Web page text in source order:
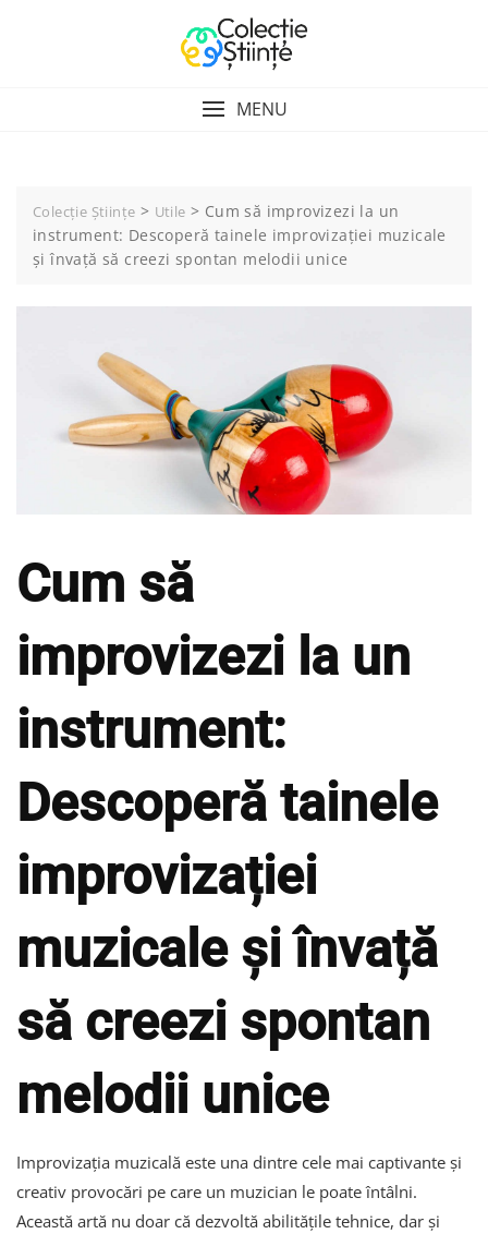
MENU
Colecție Științe > Utile > Cum să improvizezi la un
instrument: Descoperă tainele improvizației muzicale
și învață să creezi spontan melodii unice
Cum să
improvizezi la un
instrument:
Descoperă tainele
improvizației
muzicale și învață
să creezi spontan
melodii unice
Improvizația muzicală este una dintre cele mai captivante și
creativ provocări pe care un muzician le poate întâlni.
Această artă nu doar că dezvoltă abilitățile tehnice, dar și